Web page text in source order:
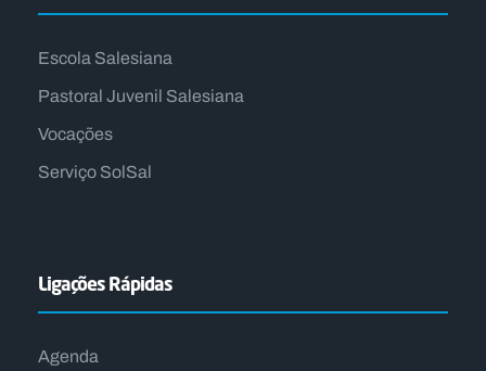
Escola Salesiana
Pastoral Juvenil Salesiana
Vocações
Serviço SolSal
Ligações Rápidas
Agenda